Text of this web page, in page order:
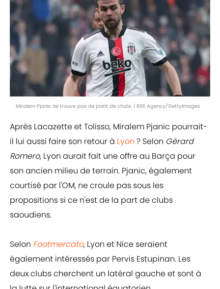
Miralem Pjanic ne trouve pas de point de chute. | BSR Agency/GettyImages
Après Lacazette et Tolisso, Miralem Pjanic pourrait-
il lui aussi faire son retour à Lyon ? Selon Gérard
Romero, Lyon aurait fait une offre au Barça pour
son ancien milieu de terrain. Pjanic, également
courtisé par l'OM, ne croule pas sous les
propositions si ce n'est de la part de clubs
saoudiens.
Selon Footmercato, Lyon et Nice seraient
également intéressés par Pervis Estupinan. Les
deux clubs cherchent un latéral gauche et sont à